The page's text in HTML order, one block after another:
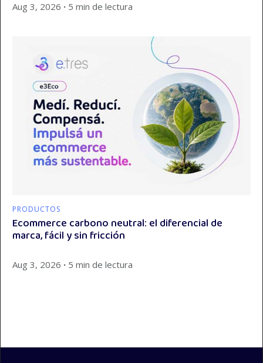
Aug 3, 2026 ∙ 5 min de lectura
PRODUCTOS
Ecommerce carbono neutral: el diferencial de
marca, fácil y sin fricción
Aug 3, 2026 ∙ 5 min de lectura